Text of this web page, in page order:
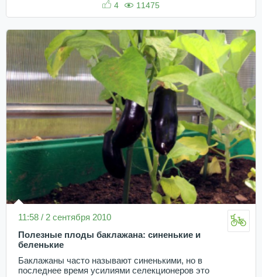
4 11475
11:58 / 2 сентября 2010
Полезные плоды баклажана: синенькие и
беленькие
Баклажаны часто называют синенькими, но в
последнее время усилиями селекционеров это